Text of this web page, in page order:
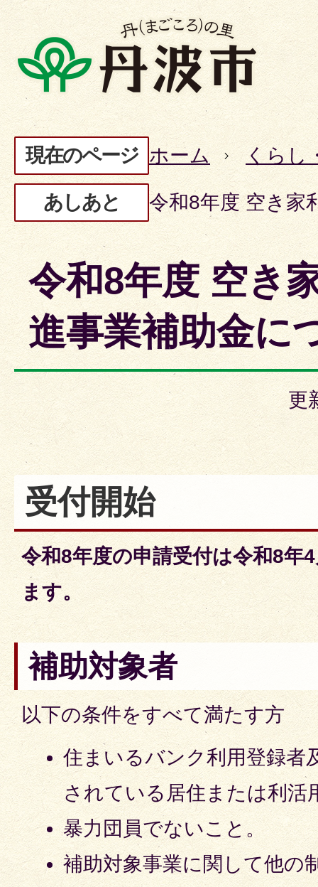
現在のページ ホーム くらし
あしあと 令和8年度 空き家
令和8年度 空き
進事業補助金に
更
受付開始
令和8年度の申請受付は令和8年
ます。
補助対象者
以下の条件をすべて満たす方
住まいるバンク利用登録者
されている居住または利活
暴力団員でないこと。
補助対象事業に関して他の